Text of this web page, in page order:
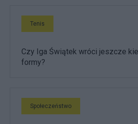
Tenis
Czy Iga Świątek wróci jeszcze
formy?
Społeczeństwo